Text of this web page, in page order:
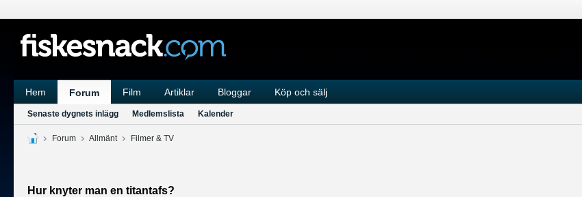
Hem Forum Film Artiklar Bloggar Köp och sälj
Senaste dygnets inlägg Medlemslista Kalender
Forum Allmänt Filmer & TV
Hur knyter man en titantafs?